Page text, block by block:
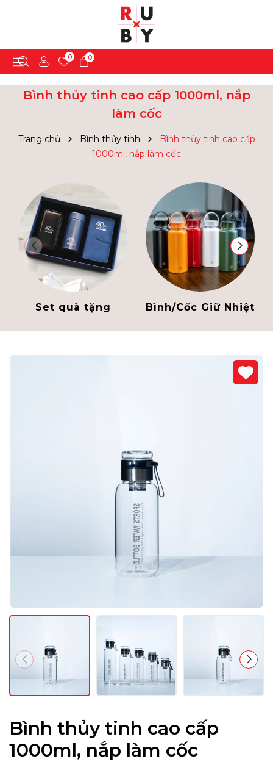
0 0
Bình thủy tinh cao cấp 1000ml, nắp
làm cốc
Trang chủ Bình thủy tinh
Bình thủy tinh cao cấp
1000ml, nắp làm cốc
Set quà tặng Bình/Cốc Giữ Nhiệt
Bình thủy tinh cao cấp
1000ml, nắp làm cốc